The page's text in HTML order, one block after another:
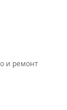
и ремонт